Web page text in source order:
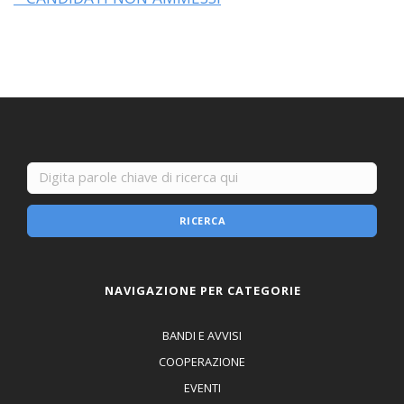
RICERCA
NAVIGAZIONE PER CATEGORIE
BANDI E AVVISI
COOPERAZIONE
EVENTI